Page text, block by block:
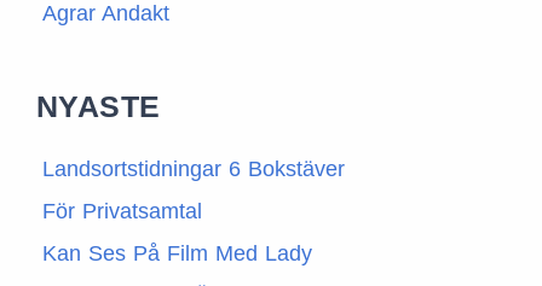
Agrar Andakt
NYASTE
Landsortstidningar 6 Bokstäver
För Privatsamtal
Kan Ses På Film Med Lady